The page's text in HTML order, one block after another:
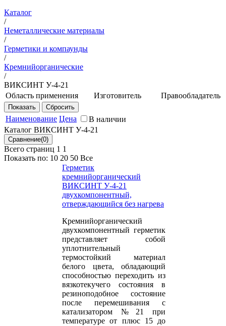
Каталог
/
Неметаллические материалы
/
Герметики и компаунды
/
Кремнийорганические
/
ВИКСИНТ У-4-21
Область применения
Для поверхностной
герметизации кабин
и приборных
отсеков
авиационных
конструкций,
работающих в
температур от
минус 60 до плюс
Изготовитель
Казань"
Инжиниринг"
Правообладатель
Наименование Цена
В наличии
Каталог ВИКСИНТ У-4-21
Всего страниц 1 1
Показать по: 10 20 50 Все
Герметик
кремнийорганический
ВИКСИНТ У-4-21
двухкомпонентный,
отверждающийся без нагрева
Кремнийорганический
двухкомпонентный герметик
представляет собой
уплотнительный
термостойкий материал
белого цвета, обладающий
способностью переходить из
вязкотекучего состояния в
резиноподобное состояние
после перемешивания с
катализатором №21 при
температуре от плюс 15 до